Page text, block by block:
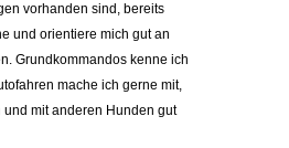
vorhanden sind, bereits
und orientiere mich gut an
Grundkommandos kenne ich
mache ich gerne mit,
mit anderen Hunden gut